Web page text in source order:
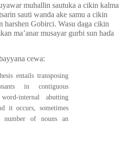
muhallin sautuka a cikin kalma
sauti wanda ake samu a cikin
harshen Gobirci. Wasu daga cikin
ma’anar musayar gurbi sun haɗa
cewa:
entails transposing
in contiguous
internal abutting
it occurs, sometimes
number of nouns an